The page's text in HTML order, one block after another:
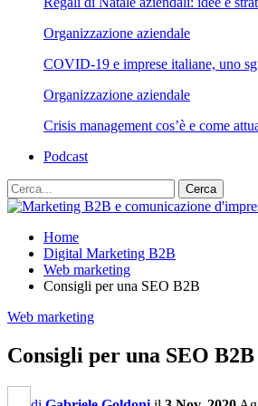
Organizzazione aziendale
COVID-19 e imprese italiane, uno
Organizzazione aziendale
Crisis management cos’è e come
Podcast
Home
Digital Marketing B2B
Web marketing
Consigli per una SEO B2B
Web marketing
Consigli per una SEO B2B